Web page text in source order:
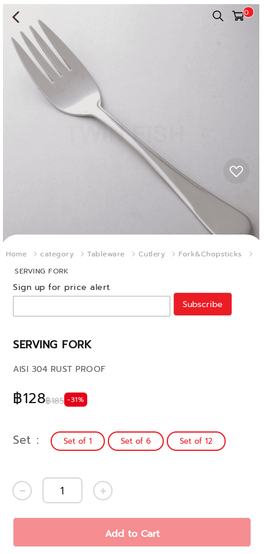
0
Home category Tableware Cutlery
Fork&Chopsticks
SERVING FORK
SERVING FORK
฿128฿185 -31%
AISI 304 RUST PROOF
Sign up for price alert
Subscribe
Set Set of 1 Set of 6 Set of 12
Add to Cart